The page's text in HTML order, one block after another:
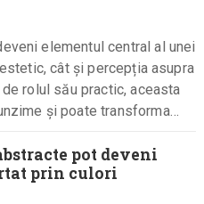
elementul central al unei
cât și percepția asupra
rolul său practic, aceasta
și poate transforma
pot deveni
prin culori